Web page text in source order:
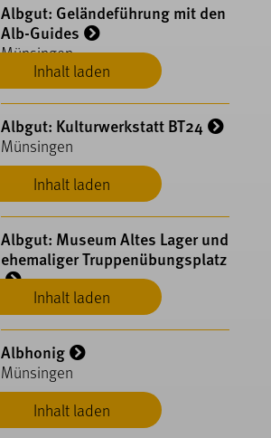
Inhalt laden
Albgut: Geländeführung mit den
Alb-Guides
Münsingen
Inhalt laden
Albgut: Kulturwerkstatt BT24
Münsingen
Inhalt laden
Albgut: Museum Altes Lager und
ehemaliger Truppenübungsplatz
Münsingen
Inhalt laden
Albhonig
Münsingen